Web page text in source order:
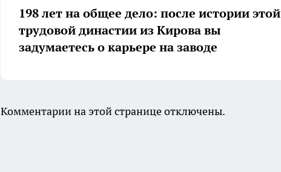
198 лет на общее дело: после истории этой
трудовой династии из Кирова вы
задумаетесь о карьере на заводе
Комментарии на этой странице отключены.